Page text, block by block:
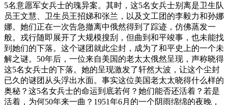
5名意愿军女兵士的瑰异案。其时，这5名女兵士别离是卫生队
员王文慧、卫生员王招娣和张兰，以及文工团的李毅力和孙娜
娜。她们正在一次告急撤离中俄然得到了踪迹，仿佛蒸发一
般。戎行随即展开了大规模搜刮，但曲到和平竣事，也未能找
到她们的下落。这个谜团就此尘封，成为了和平史上的一个未
解之谜。50年后，一位来自美国的老太太俄然呈现，声称晓得
这5名女兵士的下落。她的呈现激发了轩然大波，让这个尘封
已久的谜团从头浮出水面。事实这位美国老太太晓得什么样的
奥秘？这5名女兵士的命运到底若何？她们能否还活着？若是
活着，为何50年来一曲？1951年6月的一个阴雨绵绵的夜晚，